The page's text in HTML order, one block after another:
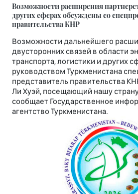
Возможности расширения
других сферах обсуждены со
правительства КНР
Возможности дальнейшего
двусторонних связей в области
транспорта, логистики и других
руководством Туркменистана
представитель правительства
Ли Хуэй, посещающий нашу
сообщает Государственное
агентство Туркменистана.